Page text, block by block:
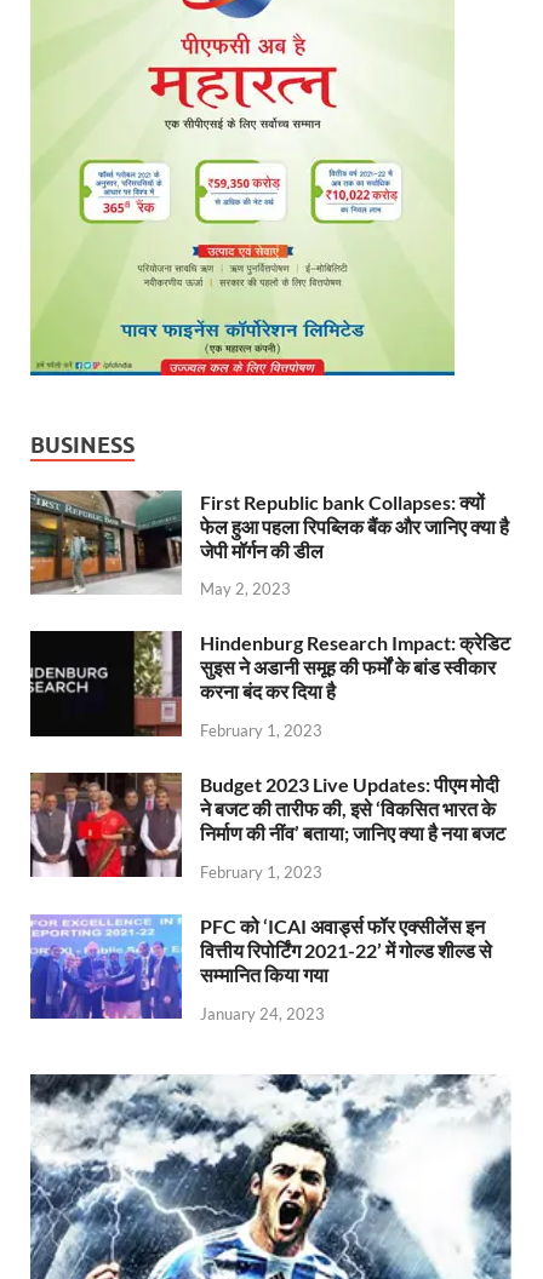
BUSINESS
First Republic bank Collapses: क्यों
फेल हुआ पहला रिपब्लिक बैंक और जानिए क्या है
जेपी मॉर्गन की डील
May 2, 2023
Hindenburg Research Impact: क्रेडिट
सुइस ने अडानी समूह की फर्मों के बांड स्वीकार
करना बंद कर दिया है
February 1, 2023
Budget 2023 Live Updates: पीएम मोदी
ने बजट की तारीफ की, इसे ‘विकसित भारत के
निर्माण की नींव’ बताया; जानिए क्या है नया बजट
February 1, 2023
PFC को ‘ICAI अवार्ड्स फॉर एक्सीलेंस इन
वित्तीय रिपोर्टिंग 2021-22’ में गोल्ड शील्ड से
सम्मानित किया गया
January 24, 2023